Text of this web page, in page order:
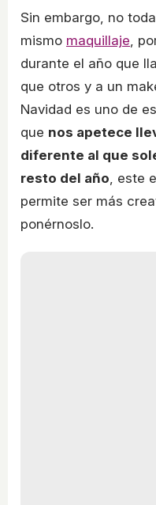
Sin embargo, no
mismo maquillaje,
durante el año que
que otros y a un
Navidad es uno de
que nos apetece
diferente al que
resto del año, este
permite ser más
ponérnoslo.